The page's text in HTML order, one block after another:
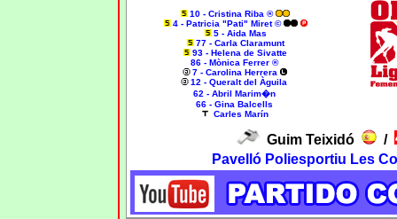
10 - Cristina Riba ®
4 - Patricia "Pati" Miret ©
5 - Aida Mas
77 - Carla Claramunt
93 - Helena de Sivatte
86 - Mònica Ferrer ®
7 - Carolina Herrera
12 - Queralt del Àguila
62 - Abril Marim�n
66 - Gina Balcells
Carles Marín
Guim Teixidó
/
Pavelló Poliesportiu Les